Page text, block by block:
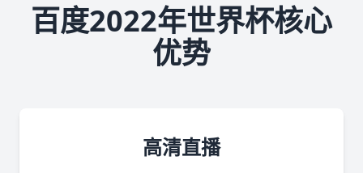
百度2022年世界杯核心
优势
高清直播